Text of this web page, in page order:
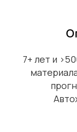
7+ лет и